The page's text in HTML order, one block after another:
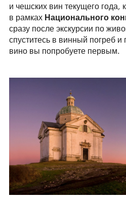
и чешских вин текущего
в рамках Национального
сразу после экскурсии по
спуститесь в винный погреб и
вино вы попробуете первым.